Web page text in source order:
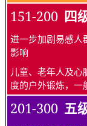
151-200 四
进一步加剧易感人
影响
儿童、老年人及
度的户外锻炼，一
201-300 五